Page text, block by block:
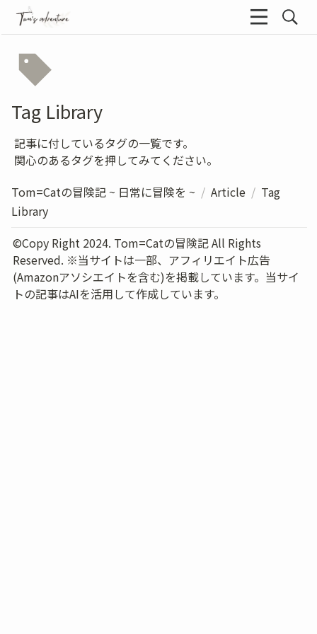
Tag Library
記事に付しているタグの一覧です。
関心のあるタグを押してみてください。
Tom=Catの冒険記 ~ 日常に冒険を ~ / Article / Tag
Library
©Copy Right 2024. Tom=Catの冒険記 All Rights
Reserved. ※当サイトは一部、アフィリエイト広告
(Amazonアソシエイトを含む)を掲載しています。当サイ
トの記事はAIを活用して作成しています。